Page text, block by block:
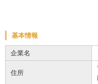
基本情報
企業名
住所